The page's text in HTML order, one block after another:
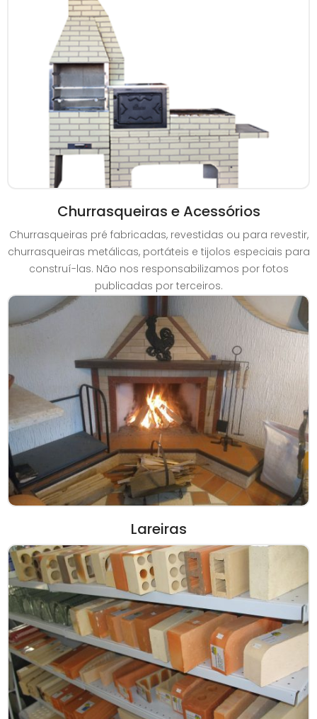
Churrasqueiras e Acessórios
Churrasqueiras pré fabricadas, revestidas ou para revestir,
churrasqueiras metálicas, portáteis e tijolos especiais para
construí-las. Não nos responsabilizamos por fotos
publicadas por terceiros.
Lareiras